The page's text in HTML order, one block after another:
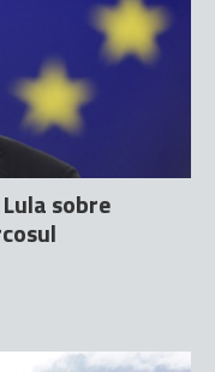
sobre